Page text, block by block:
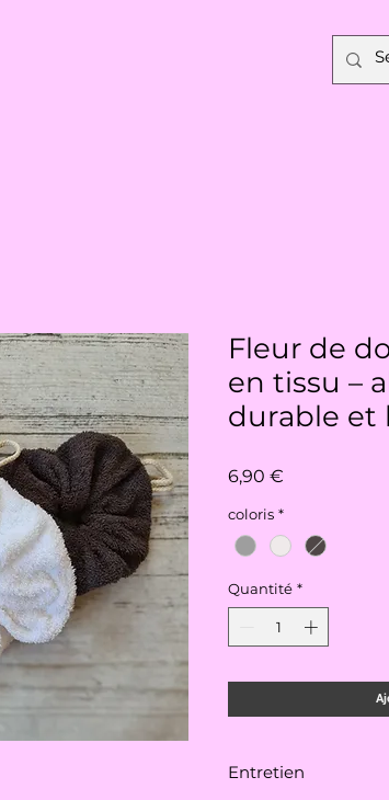
Fleur de
en tissu –
durable et
6,90 €
coloris *
Quantité *
Entretien